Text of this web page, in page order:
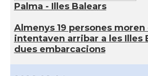
Palma - Illes Balears
Almenys 19 persones moren
intentaven arribar a les Illes
dues embarcacions